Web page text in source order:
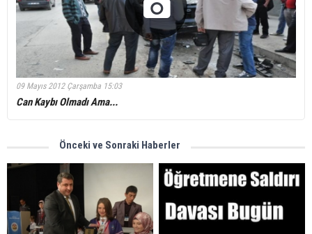
09 Mayıs 2012 Çarşamba 15:03
Can Kaybı Olmadı Ama...
Önceki ve Sonraki Haberler